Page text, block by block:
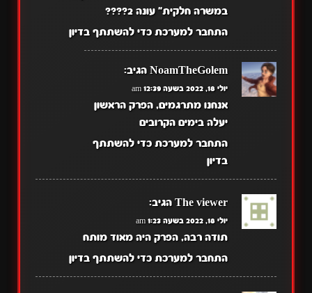
במשרה חלקית" עונה 2????
התחבר למערכת כדי להשתתף בדיון
NoamTheGolem הגיב:
יולי 18, 2022 בשעה 12:39 am
אנחנו מתרגמים, הפרק הראשון
יעלה בימים הקרובים
התחבר למערכת כדי להשתתף
בדיון
The viewer הגיב:
יולי 18, 2022 בשעה 1:23 am
תודה רבה, הפרק היה מאוד מותח
התחבר למערכת כדי להשתתף בדיון